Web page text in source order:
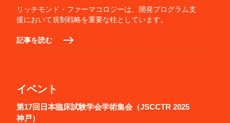
リッチモンド・ファーマコロジーは、開発プログラム支
援において規制戦略を重要な柱としています。
記事を読む
イベント
第17回日本臨床試験学会学術集会（JSCCTR 2025
神戸）